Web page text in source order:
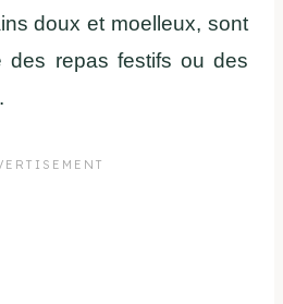
doux et moelleux, sont
des repas festifs ou des